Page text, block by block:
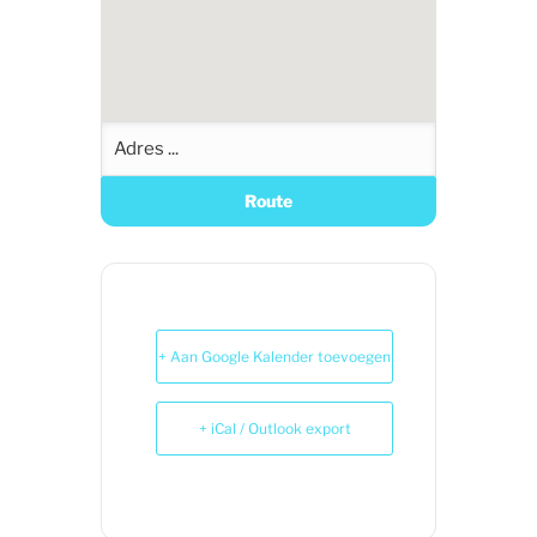
+ Aan Google Kalender toevoegen
+ iCal / Outlook export